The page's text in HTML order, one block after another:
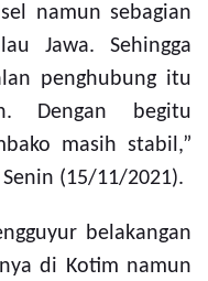
namun sebagian
Jawa. Sehingga
penghubung itu
Dengan begitu
masih stabil,”
(15/11/2021).
belakangan
di Kotim namun